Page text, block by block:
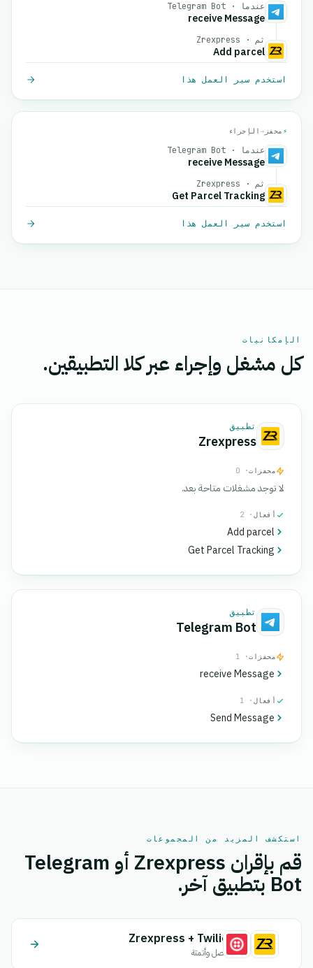
عندما · Telegram Bot
receive Message
ثم · Zrexpress
Add parcel
استخدم سير العمل هذا
⚡ محفز →الإجراء
عندما · Telegram Bot
receive Message
ثم · Zrexpress
Get Parcel Tracking
استخدم سير العمل هذا
الإمكانيات
كل مشغل وإجراء عبر كلا التطبيقين.
تطبيق
Zrexpress
محفزات· 0
لا توجد مشغلات متاحة بعد.
أفعال · 2
Add parcel
Get Parcel Tracking
تطبيق
Telegram Bot
محفزات· 1
receive Message
أفعال · 1
Send Message
استكشف المزيد من المجموعات
قم بإقران Zrexpress أو Telegram
Bot بتطبيق آخر.
Zrexpress + Twilio
اتصل وأتمتة